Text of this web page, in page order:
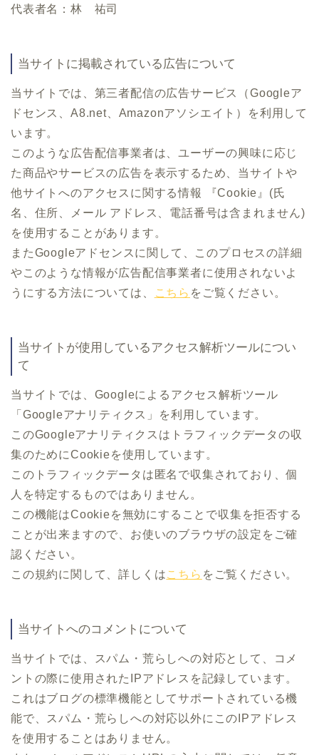
代表者名：林 祐司
当サイトに掲載されている広告について
当サイトでは、第三者配信の広告サービス（Googleア
ドセンス、A8.net、Amazonアソシエイト）を利用して
います。
このような広告配信事業者は、ユーザーの興味に応じ
た商品やサービスの広告を表示するため、当サイトや
他サイトへのアクセスに関する情報 『Cookie』(氏
名、住所、メール アドレス、電話番号は含まれません)
を使用することがあります。
またGoogleアドセンスに関して、このプロセスの詳細
やこのような情報が広告配信事業者に使用されないよ
うにする方法については、
こちら をご覧ください。
当サイトが使用しているアクセス解析ツールについ
て
当サイトでは、Googleによるアクセス解析ツール
「Googleアナリティクス」を利用しています。
このGoogleアナリティクスはトラフィックデータの収
集のためにCookieを使用しています。
このトラフィックデータは匿名で収集されており、個
人を特定するものではありません。
この機能はCookieを無効にすることで収集を拒否する
ことが出来ますので、お使いのブラウザの設定をご確
認ください。
この規約に関して、詳しくはこちら をご覧ください。
当サイトへのコメントについて
当サイトでは、スパム・荒らしへの対応として、コメ
ントの際に使用されたIPアドレスを記録しています。
これはブログの標準機能としてサポートされている機
能で、スパム・荒らしへの対応以外にこのIPアドレス
を使用することはありません。